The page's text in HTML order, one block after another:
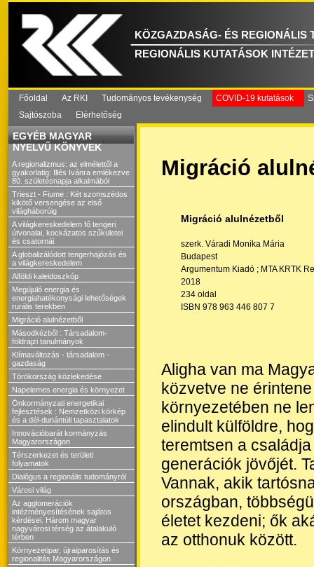
KÖZGAZDASÁG- ÉS REGIONÁLIS
REGIONÁLIS KUTATÁSOK
Főoldal Az RKI Tudományos tevékenység COVID-19 kutatások
Sajtószoba
Elérhetőség
EGYÉB MAGYAR
NYELVŰ KÖNYVEK
A regionalizmus: az elmélettől a
gyakorlatig: Illés Ivánra emlékezve
80. születésnapja alkalmából
Trieszt - Fiume : Két szomszédos
kikötő versengése az első
világháborúig
A világkereskedelem fő tengeri
útvonalai, kockázatos szűkületei
és csatornái
A globalizálódott tengerhajózás és
a világkereskedelem
Alföldi kaleidoszkóp
Megújuló energia és
energiahatékonysági lehetőségek
rurális terekben
Migráció alulnézetből
Másodkézből : Társadalom-
földrajzi tanulmányok
Klímaváltozás - társadalom -
gazdaság
Törökország közlekedése
Napelemes energia és környezet
Önkormányzati energetikai
fejlesztések : Nemzetközi körkép
és a dél-dunántúli tapasztalatok
Innovációbarát kormányzás
Magyarországon
Térszerkezet és területi
folyamatok
Dialógus a regionális tudományról
Városi világ
Az agglomerációk
intézményesítésének sajátos
kérdései. Három magyar
nagyvárosi térség az átalakuló
térben
Környezetipar, újraiparosítás és
regionalitás Magyarországon
Migráció
Migráció alulnézetből
szerk. Váradi Monika Mária
Budapest
Argumentum Kiadó ; MTA KRTK
2018
234 oldal
ISBN 978 963 446 807 7
Aligha van ma
közvetve ne
környezetében ne
elindult külföldre,
teremtsen a
generációk jövőjét.
Vannak, akik
országban,
életet kezdeni; ők
az otthonuk között.